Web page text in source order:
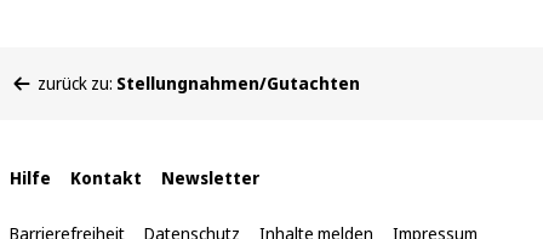
befinden
zurück zu: Stellungnahmen/Gutachten
Interne
Links
Hilfe Kontakt Newsletter
Barrierefreiheit Datenschutz Inhalte melden Impressum